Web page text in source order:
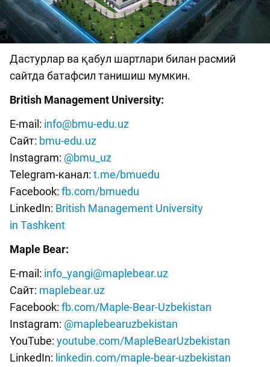
Дастурлар ва қабул шартлари билан расмий
сайтда батафсил танишиш мумкин.
British Management University:
E-mail: info@bmu-edu.uz
Сайт: bmu-edu.uz
Instagram: @bmu_uz
Telegram-канал: t.me/bmuedu
Facebook: fb.com/bmuedu
LinkedIn: British Management University
in Tashkent
Maple Bear:
E-mail: info_yangi@maplebear.uz
Сайт: maplebear.uz
Facebook: fb.com/Maple-Bear-Uzbekistan
Instagram: @maplebearuzbekistan
YouTube: youtube.com/MapleBearUzbekistan
LinkedIn: linkedin.com/maple-bear-uzbekistan